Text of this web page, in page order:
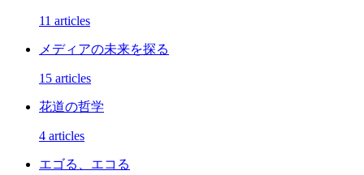
11 articles
メディアの未来を探る
15 articles
花道の哲学
4 articles
エゴる、エコる